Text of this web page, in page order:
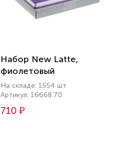
Набор New Latte,
фиолетовый
На складе: 1554 шт
Артикул: 16668.70
710 ₽